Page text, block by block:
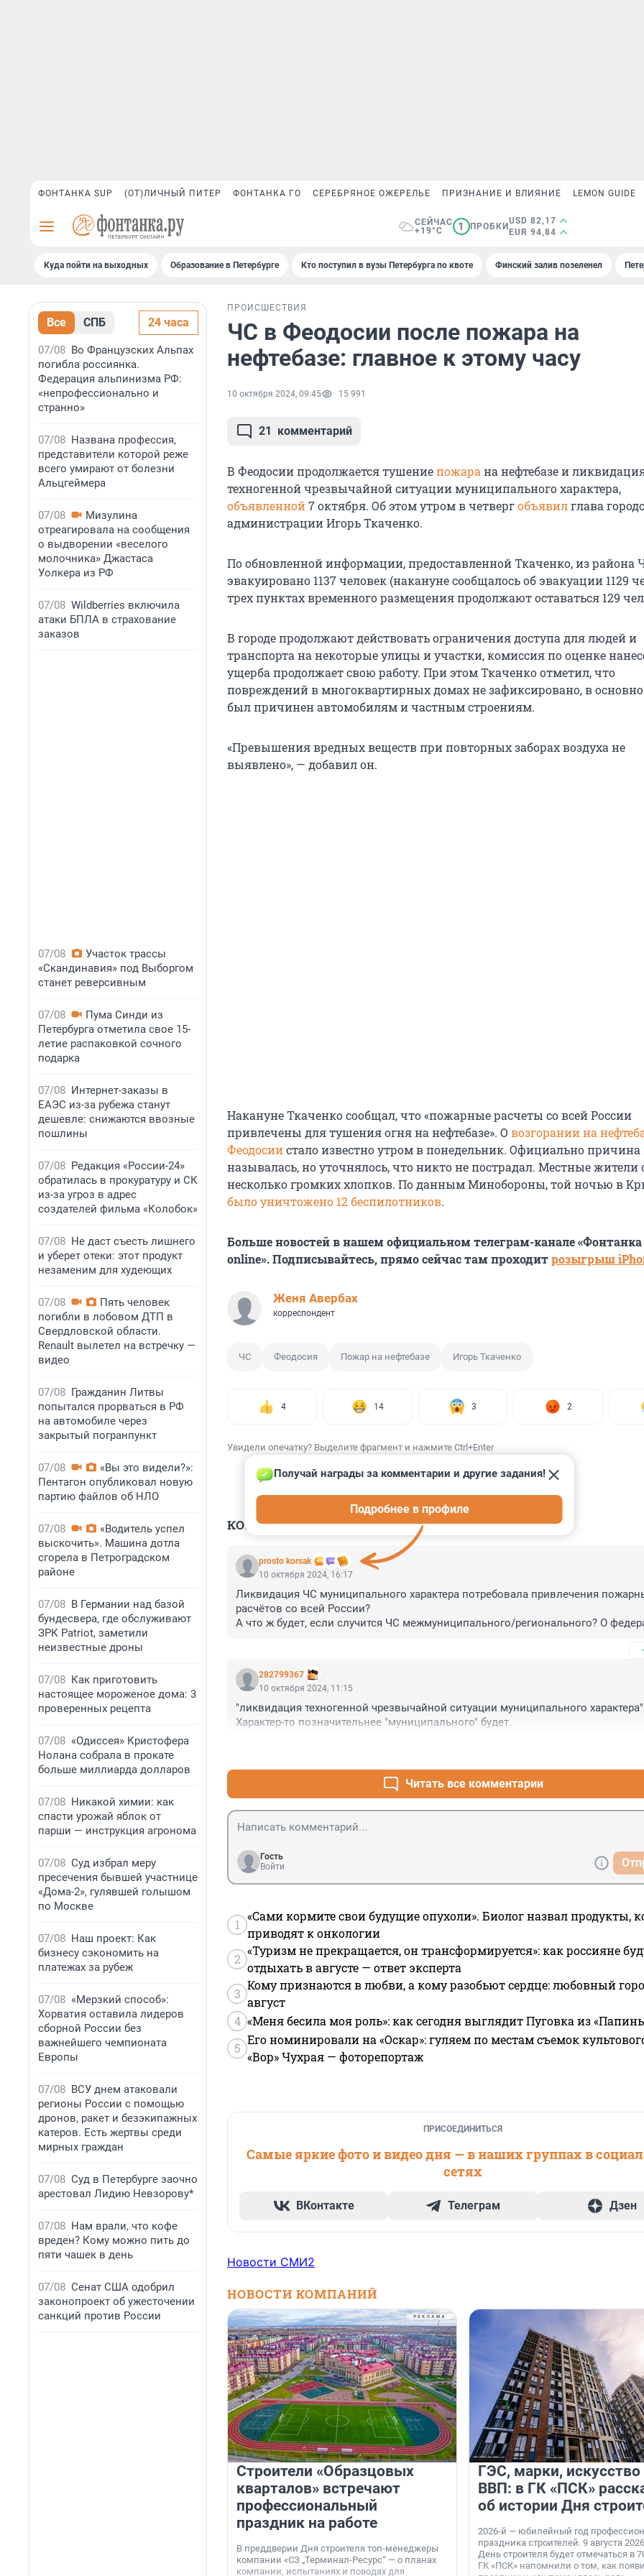
ФОНТАНКА SUP (ОТ)ЛИЧНЫЙ ПИТЕР ФОНТАНКА ГО СЕРЕБРЯНОЕ ОЖЕРЕЛЬЕ ПРИЗНАНИЕ И ВЛИЯНИЕ LEMON GUIDE
СЕЙЧАС
+19°C
1 ПРОБКИ
USD 82,17
EUR 94,84
Куда пойти на выходных Образование в Петербурге Кто поступил в вузы Петербурга по квоте Финский залив позеленел
Все СПБ 24 часа
07/08 Во Французских Альпах
погибла россиянка.
Федерация альпинизма РФ:
«непрофессионально и
странно»
07/08 Названа профессия,
представители которой реже
всего умирают от болезни
Альцгеймера
07/08
Мизулина
отреагировала на сообщения
о выдворении «веселого
молочника» Джастаса
Уолкера из РФ
07/08 Wildberries включила
атаки БПЛА в страхование
заказов
07/08
Участок трассы
«Скандинавия» под Выборгом
станет реверсивным
07/08
Пума Синди из
Петербурга отметила свое 15-
летие распаковкой сочного
подарка
07/08 Интернет-заказы в
ЕАЭС из-за рубежа станут
дешевле: снижаются ввозные
пошлины
07/08 Редакция «России-24»
обратилась в прокуратуру и СК
из-за угроз в адрес
создателей фильма «Колобок»
07/08 Не даст съесть лишнего
и уберет отеки: этот продукт
незаменим для худеющих
07/08
Пять человек
погибли в лобовом ДТП в
Свердловской области.
Renault вылетел на встречку —
видео
07/08 Гражданин Литвы
попытался прорваться в РФ
на автомобиле через
закрытый погранпункт
07/08
«Вы это видели?»:
Пентагон опубликовал новую
партию файлов об НЛО
07/08
«Водитель успел
выскочить». Машина дотла
сгорела в Петроградском
районе
07/08 В Германии над базой
бундесвера, где обслуживают
ЗРК Patriot, заметили
неизвестные дроны
07/08 Как приготовить
настоящее мороженое дома: 3
проверенных рецепта
07/08 «Одиссея» Кристофера
Нолана собрала в прокате
больше миллиарда долларов
07/08 Никакой химии: как
спасти урожай яблок от
парши — инструкция агронома
07/08 Суд избрал меру
пресечения бывшей участнице
«Дома-2», гулявшей голышом
по Москве
07/08 Наш проект: Как
бизнесу сэкономить на
платежах за рубеж
07/08 «Мерзкий способ»:
Хорватия оставила лидеров
сборной России без
важнейшего чемпионата
Европы
07/08 ВСУ днем атаковали
регионы России с помощью
дронов, ракет и безэкипажных
катеров. Есть жертвы среди
мирных граждан
07/08 Суд в Петербурге заочно
арестовал Лидию Невзорову*
07/08 Нам врали, что кофе
вреден? Кому можно пить до
пяти чашек в день
07/08 Сенат США одобрил
законопроект об ужесточении
санкций против России
ПРОИСШЕСТВИЯ
ЧС в Феодосии после пожара на
нефтебазе: главное к этому часу
10 октября 2024, 09:45 15 991
21 комментарий
В Феодосии продолжается тушениепожара на нефтебазе и
техногенной чрезвычайной ситуации муниципального характера,
объявленной7 октября. Об этом утром в четвергобъявилглава
администрации Игорь Ткаченко.
По обновленной информации, предоставленной Ткаченко, из района
эвакуировано 1137 человек (накануне сообщалось об эвакуации 1129
трех пунктах временного размещения продолжают оставаться 129
В городе продолжают действовать ограничения доступа для людей и
транспорта на некоторые улицы и участки, комиссия по оценке
ущерба продолжает свою работу. При этом Ткаченко отметил, что
повреждений в многоквартирных домах не зафиксировано, в
был причинен автомобилям и частным строениям.
«Превышения вредных веществ при повторных заборах воздуха не
выявлено», — добавил он.
Накануне Ткаченко сообщал, что «пожарные расчеты со всей России
привлечены для тушения огня на нефтебазе». О возгорании на
Феодосиистало известно утром в понедельник. Официально причина
называлась, но уточнялось, что никто не пострадал. Местные
несколько громких хлопков. По данным Минобороны, той ночью в
было уничтожено 12 беспилотников.
Больше новостей в нашем официальном телеграм-канале «Фонтанка
online». Подписывайтесь, прямо сейчас там проходитрозыгрыш
Женя Авербах
корреспондент
ЧС Феодосия Пожар на нефтебазе Игорь Ткаченко
4 14 3 2
Увидели опечатку? Выделите фрагмент и нажмите Ctrl+Enter
КОММЕНТАРИИ 21
prosto korsak
Получай награды за комментарии и другие задания!
Подробнее в профиле
10 октября 2024, 16:17
Ликвидация ЧС муниципального характера потребовала привлечения
расчётов со всей России?
А что ж будет, если случится ЧС межмуниципального/регионального? О
282799367
10 октября 2024, 11:15
"ликвидация техногенной чрезвычайной ситуации муниципального характера"
Характер-то позначительнее "муниципального" будет.
Читать все комментарии
Гость
Войти
1
«Сами кормите свои будущие опухоли». Биолог назвал продукты,
приводят к онкологии
2
«Туризм не прекращается, он трансформируется»: как россияне
отдыхать в августе — ответ эксперта
3
Кому признаются в любви, а кому разобьют сердце: любовный
август
4 «Меня бесила моя роль»: как сегодня выглядит Пуговка из
5
Его номинировали на «Оскар»: гуляем по местам съемок
«Вор» Чухрая — фоторепортаж
ПРИСОЕДИНИТЬСЯ
Самые яркие фото и видео дня — в наших группах в
сетях
ВКонтакте Телеграм Дзен
Новости СМИ2
НОВОСТИ КОМПАНИЙ
Строители «Образцовых
кварталов» встречают
профессиональный
праздник на работе
В преддверии Дня строителя топ-менеджеры
компании «СЗ „Терминал-Ресурс“ — о планах
компании, испытаниях и поводах для
ГЭС, марки, искусство
ВВП: в ГК «ПСК»
об истории Дня
2026-й — юбилейный год
праздника строителей. 9 августа
День строителя будет отмечаться в
ГК «ПСК» напомнили о том, как